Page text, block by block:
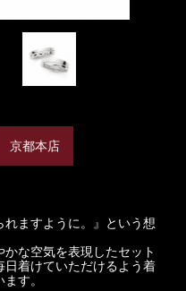
京都本店
れますように。』という想
な空気を表現したセット
日着けていただけるよう着
す。